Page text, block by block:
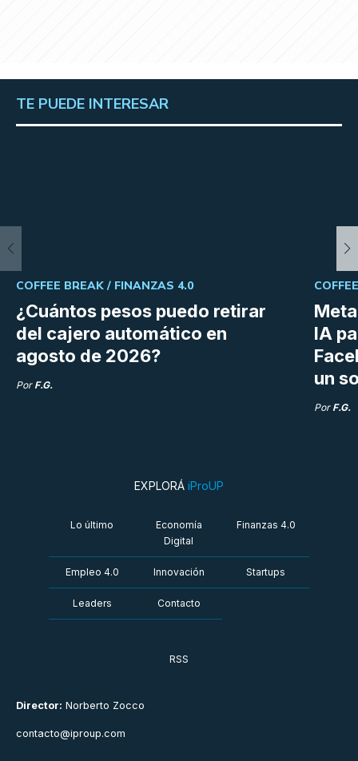
TE PUEDE INTERESAR
¿Cuántos pesos puedo retirar
del cajero automático en
agosto de 2026?
COFFEE BREAK / FINANZAS 4.0
Por F.G.
IA
un
Por F.G.
Director: Norberto Zocco
contacto@iproup.com
EXPLORÁ iProUP
Lo último
Economía
Digital
Finanzas 4.0
Empleo 4.0 Innovación Startups
Leaders Contacto
RSS